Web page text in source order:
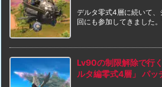
デルタ零式4層に続いて
回にも参加してきました
Lv90の制限解除で行
ルタ編零式4層」 パッ